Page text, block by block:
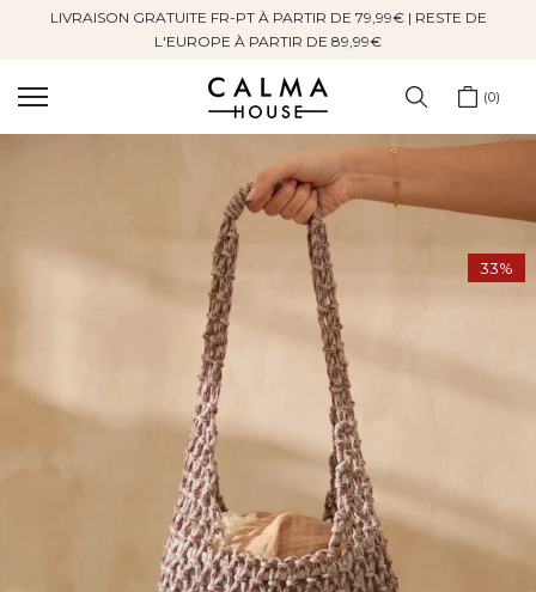
SauterLIVRAISON GRATUITE FR-PT À PARTIR DE 79,99€ | RESTE DE
L'EUROPE À PARTIR DE 89,99€
0
33%